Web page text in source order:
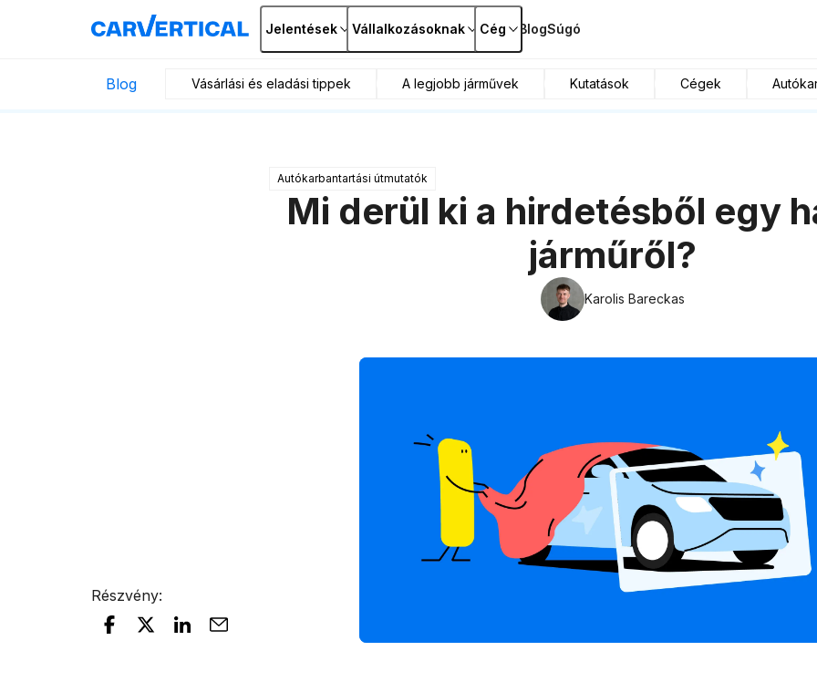
Jelentések Vállalkozásoknak Cég BlogSúgó
Blog Vásárlási és eladási tippek A legjobb járművek Kutatások Cégek
Autókarbantartási útmutatók
Mi derül ki a hirdetésből egy
járműről?
Karolis Bareckas
Részvény: